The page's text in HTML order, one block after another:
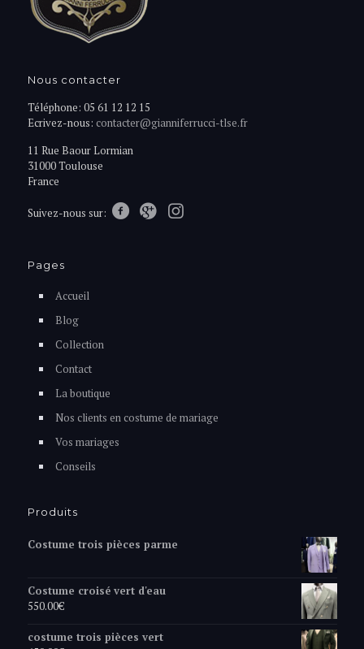
Nous contacter
Téléphone: 05 61 12 12 15
Ecrivez-nous: contacter@gianniferrucci-tlse.fr
11 Rue Baour Lormian
31000 Toulouse
France
Suivez-nous sur:
Pages
Accueil
Blog
Collection
Contact
La boutique
Nos clients en costume de mariage
Vos mariages
Conseils
Produits
Costume trois pièces parme
Costume croisé vert d'eau
550.00€
costume trois pièces vert